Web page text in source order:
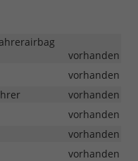
vorhanden
vorhanden
vorhanden
vorhanden
vorhanden
vorhanden